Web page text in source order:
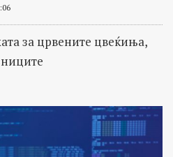
за црвените цвеќиња,